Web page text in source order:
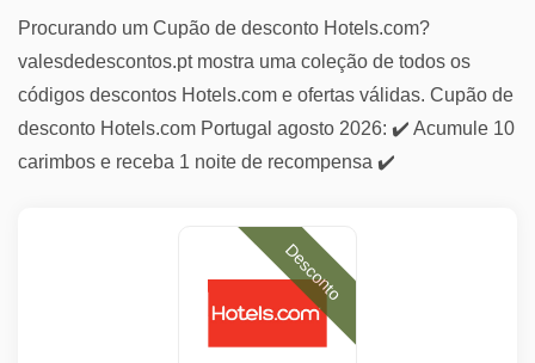
Procurando um Cupão de desconto Hotels.com?
valesdedescontos.pt mostra uma coleção de todos os
códigos descontos Hotels.com e ofertas válidas. Cupão de
desconto Hotels.com Portugal agosto 2026: ✔️ Acumule 10
carimbos e receba 1 noite de recompensa ✔️
Desconto